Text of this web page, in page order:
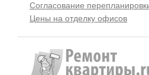
Согласование
Цены на отделку офисов